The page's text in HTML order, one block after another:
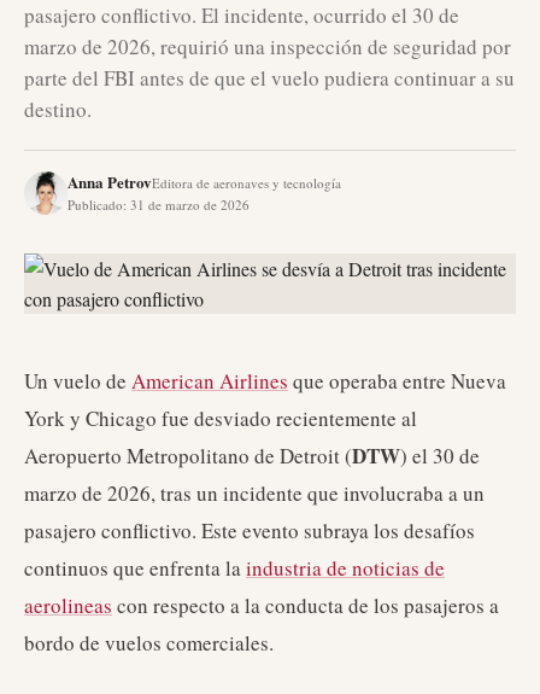
pasajero conflictivo. El incidente, ocurrido el 30 de
marzo de 2026, requirió una inspección de seguridad por
parte del FBI antes de que el vuelo pudiera continuar a su
destino.
Anna PetrovEditora de aeronaves y tecnología
Publicado: 31 de marzo de 2026
Un vuelo de American Airlines que operaba entre Nueva
York y Chicago fue desviado recientemente al
Aeropuerto Metropolitano de Detroit (DTW) el 30 de
marzo de 2026, tras un incidente que involucraba a un
pasajero conflictivo. Este evento subraya los desafíos
continuos que enfrenta laindustria de noticias de
aerolineas con respecto a la conducta de los pasajeros a
bordo de vuelos comerciales.